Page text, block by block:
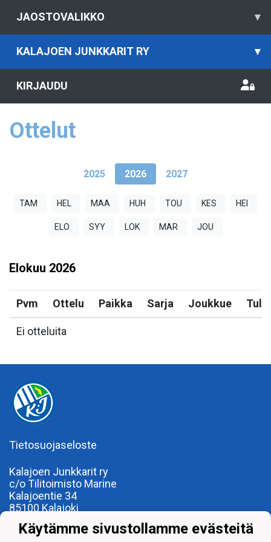
JAOSTOVALIKKO ▾
KALAJOEN JUNKKARIT RY ▾
KIRJAUDU
Ottelut
2025 2026 2027
TAM HEL MAA HUH TOU KES HEI
ELO SYY LOK MAR JOU
Elokuu 2026
Pvm Ottelu Paikka Sarja Joukkue
Ei otteluita
Tietosuojaseloste
Kalajoen Junkkarit ry
c/o Tilitoimisto Marine
Kalajoentie 34
85100 Kalajoki
Y-tunnus 0185922-0
Yhdistysrekisterinumero 120.904
Käytämme sivustollamme evästeitä